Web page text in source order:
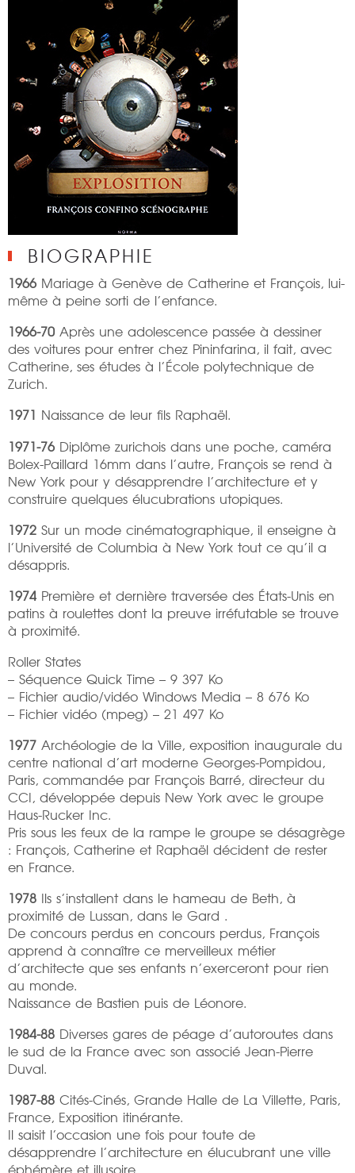
BIOGRAPHIE
1966 Mariage à Genève de Catherine et François, lui-
même à peine sorti de l’enfance.
1966-70 Après une adolescence passée à dessiner
des voitures pour entrer chez Pininfarina, il fait, avec
Catherine, ses études à l’École polytechnique de
Zurich.
1971 Naissance de leur fils Raphaël.
1971-76 Diplôme zurichois dans une poche, caméra
Bolex-Paillard 16mm dans l’autre, François se rend à
New York pour y désapprendre l’architecture et y
construire quelques élucubrations utopiques.
1972 Sur un mode cinématographique, il enseigne à
l’Université de Columbia à New York tout ce qu’il a
désappris.
1974 Première et dernière traversée des États-Unis en
patins à roulettes dont la preuve irréfutable se trouve
à proximité.
Roller States
– Séquence Quick Time – 9 397 Ko
– Fichier audio/vidéo Windows Media – 8 676 Ko
– Fichier vidéo (mpeg) – 21 497 Ko
1977 Archéologie de la Ville, exposition inaugurale du
centre national d’art moderne Georges-Pompidou,
Paris, commandée par François Barré, directeur du
CCI, développée depuis New York avec le groupe
Haus-Rucker Inc.
Pris sous les feux de la rampe le groupe se désagrège
: François, Catherine et Raphaël décident de rester
en France.
1978 Ils s’installent dans le hameau de Beth, à
proximité de Lussan, dans le Gard .
De concours perdus en concours perdus, François
apprend à connaître ce merveilleux métier
d’architecte que ses enfants n’exerceront pour rien
au monde.
Naissance de Bastien puis de Léonore.
1984-88 Diverses gares de péage d’autoroutes dans
le sud de la France avec son associé Jean-Pierre
Duval.
1987-88 Cités-Cinés, Grande Halle de La Villette, Paris,
France, Exposition itinérante.
Il saisit l’occasion une fois pour toute de
désapprendre l’architecture en élucubrant une ville